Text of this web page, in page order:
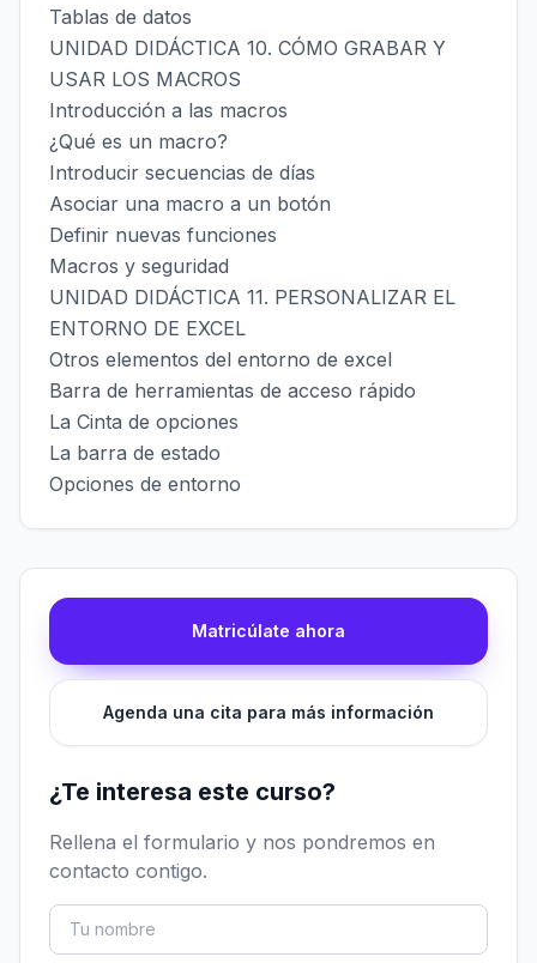
Tablas de datos
UNIDAD DIDÁCTICA 10. CÓMO GRABAR Y
USAR LOS MACROS
Introducción a las macros
¿Qué es un macro?
Introducir secuencias de días
Asociar una macro a un botón
Definir nuevas funciones
Macros y seguridad
UNIDAD DIDÁCTICA 11. PERSONALIZAR EL
ENTORNO DE EXCEL
Otros elementos del entorno de excel
Barra de herramientas de acceso rápido
La Cinta de opciones
La barra de estado
Opciones de entorno
Matricúlate ahora
Agenda una cita para más información
¿Te interesa este curso?
Rellena el formulario y nos pondremos en
contacto contigo.